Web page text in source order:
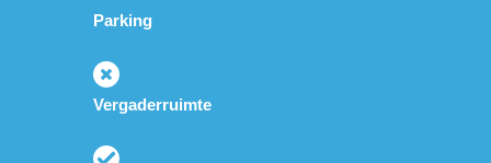
Parking
Vergaderruimte